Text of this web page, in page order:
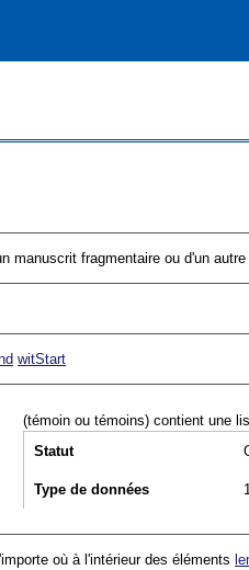
manuscrit fragmentaire ou d'un
witStart
(témoin ou témoins) contient une
Statut
Type de données
où à l'intérieur des éléments